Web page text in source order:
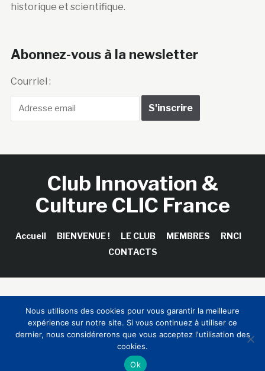
historique et scientifique.
Abonnez-vous à la newsletter
Courriel :
Club Innovation &
Culture CLIC France
Accueil BIENVENUE ! LE CLUB MEMBRES
RNCI
CONTACTS
Sinapses Conseils
Nous utilisons des cookies pour vous garantir la meilleure
expérience sur notre site. Si vous continuez à utiliser ce
dernier, nous considérerons que vous acceptez l'utilisation des
cookies.
Ok